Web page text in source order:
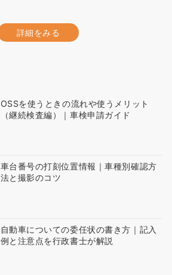
詳細をみる
OSSを使うときの流れや使うメリット
（継続検査編）｜車検申請ガイド
車台番号の打刻位置情報｜車種別確認方
法と撮影のコツ
自動車についての委任状の書き方｜記入
例と注意点を行政書士が解説